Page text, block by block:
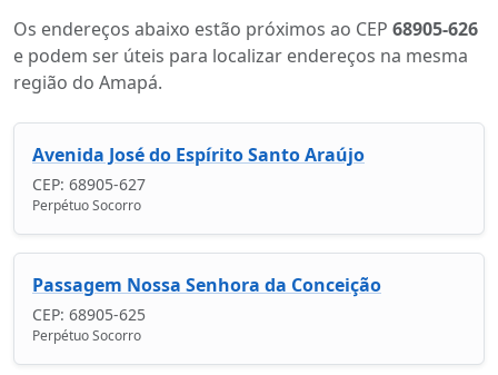
Os endereços abaixo estão próximos ao CEP 68905-626
e podem ser úteis para localizar endereços na mesma
região do Amapá.
Avenida José do Espírito Santo Araújo
CEP: 68905-627
Perpétuo Socorro
Passagem Nossa Senhora da Conceição
CEP: 68905-625
Perpétuo Socorro